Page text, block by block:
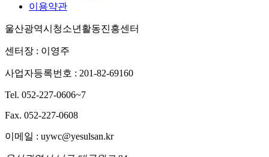
이용약관
울산광역시청소년활동진흥센터
센터장 : 이영주
사업자등록번호 : 201-82-69160
Tel. 052-227-0606~7
Fax. 052-227-0608
이메일 : uywc@yesulsan.kr